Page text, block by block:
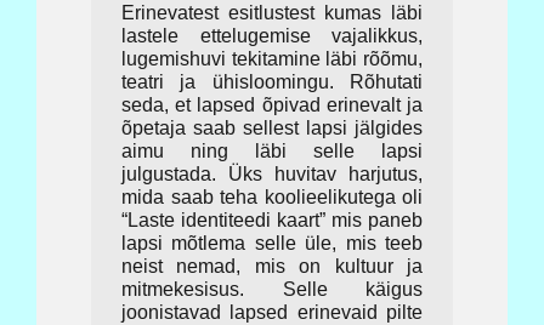
Erinevatest esitlustest kumas läbi
lastele ettelugemise vajalikkus,
lugemishuvi tekitamine läbi rõõmu,
teatri ja ühisloomingu. Rõhutati
seda, et lapsed õpivad erinevalt ja
õpetaja saab sellest lapsi jälgides
aimu ning läbi selle lapsi
julgustada. Üks huvitav harjutus,
mida saab teha koolieelikutega oli
“Laste identiteedi kaart” mis paneb
lapsi mõtlema selle üle, mis teeb
neist nemad, mis on kultuur ja
mitmekesisus. Selle käigus
joonistavad lapsed erinevaid pilte